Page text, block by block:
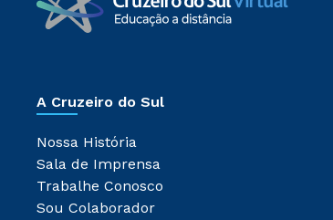
A Cruzeiro do Sul
Nossa História
Sala de Imprensa
Trabalhe Conosco
Sou Colaborador